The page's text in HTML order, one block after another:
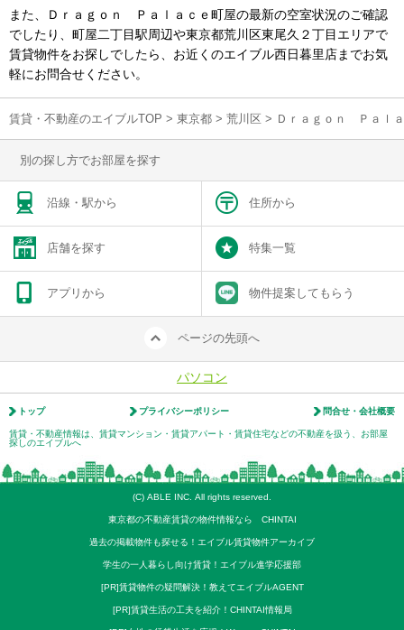
また、Ｄｒａｇｏｎ Ｐａｌａｃｅ町屋の最新の空室状況のご確認
でしたり、町屋二丁目駅周辺や東京都荒川区東尾久２丁目エリアで
賃貸物件をお探しでしたら、お近くのエイブル西日暮里店までお気
軽にお問合せください。
賃貸・不動産のエイブルTOP > 東京都 > 荒川区 > Ｄｒａｇｏｎ Ｐａｌ
別の探し方でお部屋を探す
沿線・駅から 住所から
店舗を探す 特集一覧
アプリから 物件提案してもらう
ページの先頭へ
パソコン
トップ プライバシーポリシー 問合せ・会社概要
賃貸・不動産情報は、賃貸マンション・賃貸アパート・賃貸住宅などの不動産を扱う、お部屋
探しのエイブルへ
(C) ABLE INC. All rights reserved.
東京都の不動産賃貸の物件情報なら CHINTAI
過去の掲載物件も探せる！エイブル賃貸物件アーカイブ
学生の一人暮らし向け賃貸！エイブル進学応援部
[PR]賃貸物件の疑問解決！教えてエイブルAGENT
[PR]賃貸生活の工夫を紹介！CHINTAI情報局